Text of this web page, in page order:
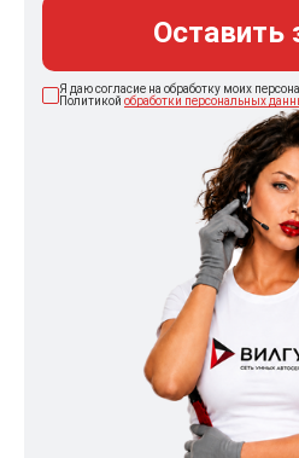
Оставить
Я даю согласие на обработку моих
Политикой обработки персональных